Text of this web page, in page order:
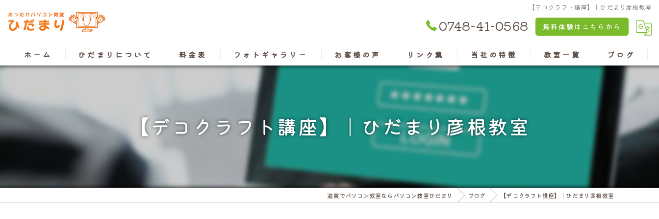
【デコクラフト講座】｜ひだまり彦根教室
0748-41-0568 無料体験はこちらから
ホーム ひだまりについて 料金表 フォトギャラリー お客様の声 リンク集 当社の特徴
京都のパソコン教室
兵庫のパソコン教室
認知症予防
老後の楽しみ
教室一覧
亀岡教室
ブログ
【デコクラフト講座】｜ひだまり彦根教室
滋賀でパソコン教室ならパソコン教室ひだまり ブログ 【デコクラフト講座】｜ひだまり彦根教室